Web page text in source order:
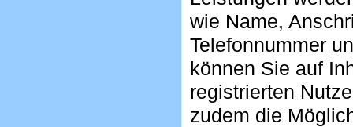
wie Name,
Telefonnummer
können Sie auf
registrierten
zudem die